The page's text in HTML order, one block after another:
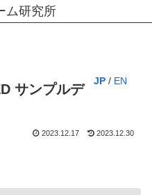
ム研究所
JP / EN
サンプルデ
2023.12.17 2023.12.30